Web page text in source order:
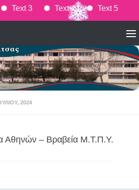
2 Text 3 Text 4 Text 5
2024
Αθηνών – Βραβεία Μ.Τ.Π.Υ.